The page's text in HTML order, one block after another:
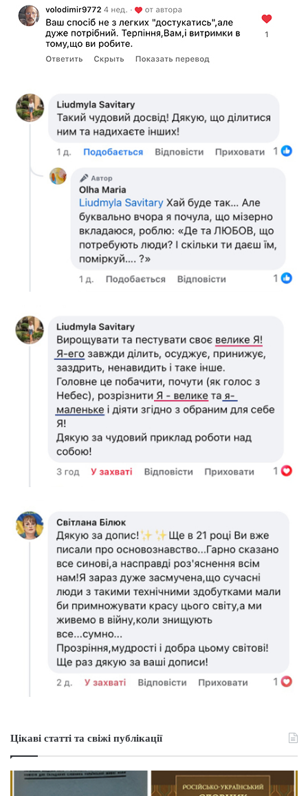
Цікаві статті та свіжі публікації